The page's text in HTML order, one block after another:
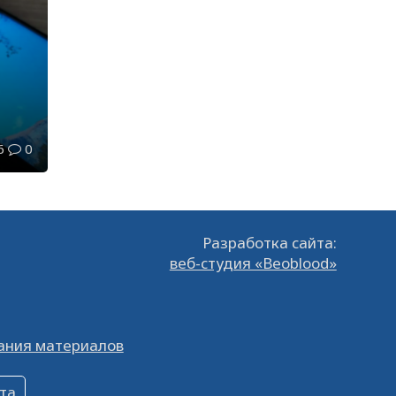
о0
материалов
Разработка сайта:
веб-студия «Beoblood»